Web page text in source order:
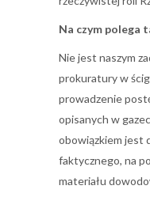
Na czym polega
Nie jest naszym
prokuratury w
prowadzenie
opisanych w
obowiązkiem jest
faktycznego, na
materiału